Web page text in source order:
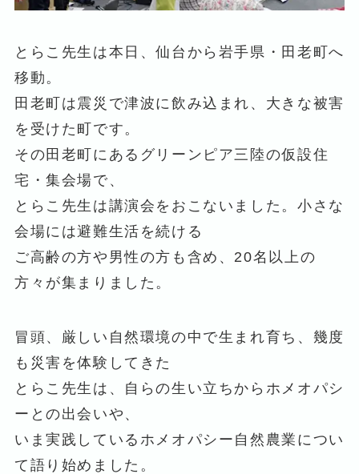
とらこ先生は本日、仙台から岩手県・田老町へ
移動。
田老町は震災で津波に飲み込まれ、大きな被害
を受けた町です。
その田老町にあるグリーンピア三陸の仮設住
宅・集会場で、
とらこ先生は講演会をおこないました。小さな
会場には避難生活を続ける
ご高齢の方や男性の方も含め、20名以上の
方々が集まりました。
冒頭、厳しい自然環境の中で生まれ育ち、幾度
も災害を体験してきた
とらこ先生は、自らの生い立ちからホメオパシ
ーとの出会いや、
いま実践しているホメオパシー自然農業につい
て語り始めました。